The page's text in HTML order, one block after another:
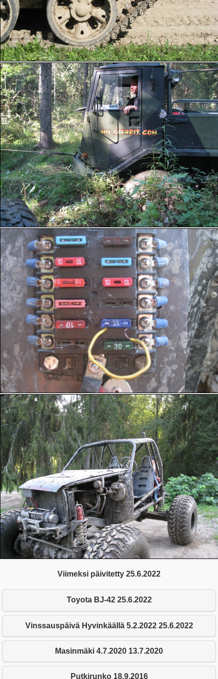
Viimeksi päivitetty 25.6.2022
Toyota BJ-42 25.6.2022
Vinssauspäivä Hyvinkäällä 5.2.2022 25.6.2022
Masinmäki 4.7.2020 13.7.2020
Putkirunko 18.9.2016